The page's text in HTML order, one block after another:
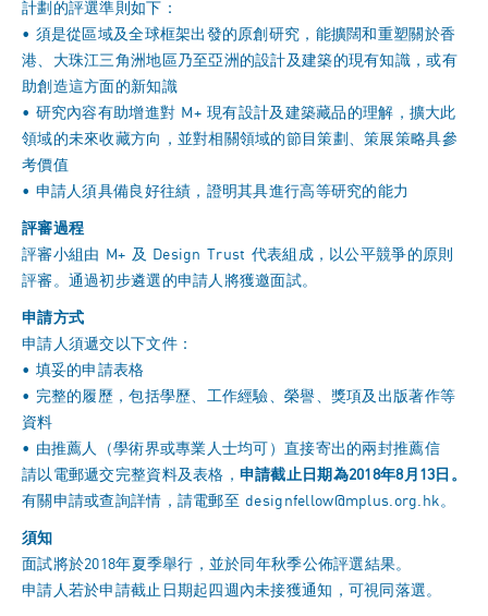
計劃的評選準則如下：
• 須是從區域及全球框架出發的原創研究，能擴闊和重塑關於香
港、大珠江三角洲地區乃至亞洲的設計及建築的現有知識，或有
助創造這方面的新知識
• 研究內容有助增進對 M+ 現有設計及建築藏品的理解，擴大此
領域的未來收藏方向，並對相關領域的節目策劃、策展策略具參
考價值
• 申請人須具備良好往績，證明其具進行高等研究的能力
評審過程
評審小組由 M+ 及 Design Trust 代表組成，以公平競爭的原則
評審。通過初步遴選的申請人將獲邀面試。
申請方式
申請人須遞交以下文件：
• 填妥的申請表格
• 完整的履歷，包括學歷、工作經驗、榮譽、獎項及出版著作等
資料
• 由推薦人（學術界或專業人士均可）直接寄出的兩封推薦信
請以電郵遞交完整資料及表格， 申請截止日期為2018年8月13日。
有關申請或查詢詳情，請電郵至designfellow@mplus.org.hk。
須知
面試將於2018年夏季舉行，並於同年秋季公佈評選結果。
申請人若於申請截止日期起四週內未接獲通知，可視同落選。